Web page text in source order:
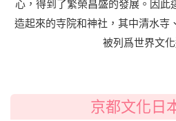
心，得到了繁榮昌盛的發展。因此
造起來的寺院和神社，其中清水寺
被列爲世界文化
京都文化日